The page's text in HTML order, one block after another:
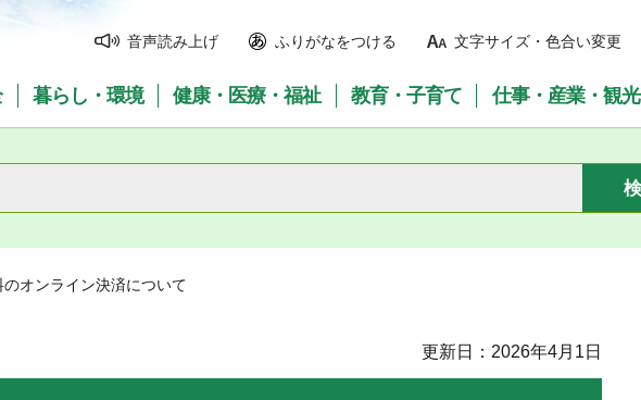
音声読み上げ ふりがなをつける 文字サイズ・色合い変更
暮らし・環境 健康・医療・福祉 教育・子育て 仕事・産業・観光
オンライン決済について
更新日：2026年4月1日